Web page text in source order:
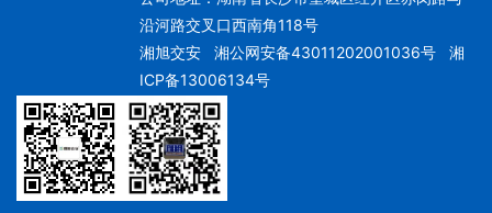
沿河路交叉口西南角118号
湘旭交安湘公网安备43011202001036号
湘
ICP备13006134号